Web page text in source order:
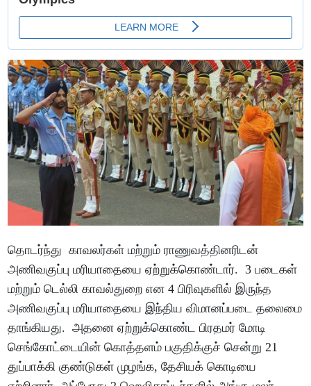
தொடர்ந்து காவலர்கள் மற்றும் ராணுவத்தினரிடன்
அணிவகுப்பு மரியாதையை ஏற்றுக்கொண்டார். 3 படைகள்
மற்றும் டெல்லி காவல்துறை என 4 பிரிவுகளில் இருந்த
அணிவகுப்பு மரியாதையை இந்திய விமானப்படை தலைமை
தாங்கியது. அதனை ஏற்றுக்கொண்ட பிரதமர் மோடி
செங்கோட்டையின் கொத்தளம் பகுதிக்குச் சென்று 21
துப்பாக்கி குண்டுகள் முழங்க, தேசியக் கொடியை